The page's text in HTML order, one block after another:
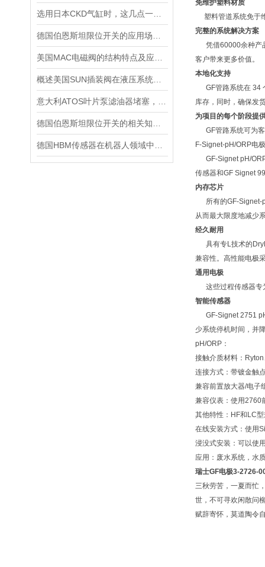
免维护塑料材质
塑料管道系统免于
完整的系统解决方案
凭借60000余种产
客户带来更多价值。
本地化支持
GF管路系统在 34
库存，同时，确保发
为项目的每个阶段提
GF管路系统可为客
F-Signet-pH/ORP电
GF-Signet pH/ORP
传感器和GF Signet
内存芯片
所有的GF-Signet-
从而最大限度地减少
经久耐用
具有专L技术的
兼容性。高性能电极
通用电极
这些过程传感器专
智能传感器
GF-Signet 2751
少系统停机时间，并
pH/ORP：
接触介质材料：
连接方式：带镀金触
兼容前置放大器/电子
兼容仪表：使用2760
其他特性：HF和LC
在线安装方式：使用
浸没式安装：可以使
应用：废水系统，水
瑞士GF电极3-2726-
三秋劳苦，一夏而忙
世，不可寻欢闲散问
赋辞寄怀，莫道陶令